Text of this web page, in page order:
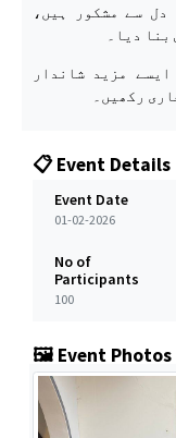
دل سے مشکور ہیں،
دیا۔
مزید شاندار
رکھیں۔
📋 Event Details
Event Date
01-02-2026
No of
Participants
100
🖼️ Event Photos